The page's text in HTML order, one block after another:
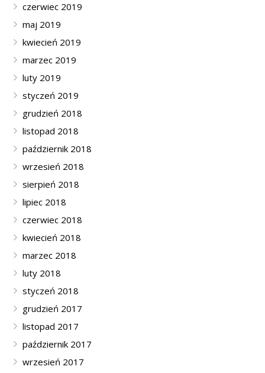
czerwiec 2019
maj 2019
kwiecień 2019
marzec 2019
luty 2019
styczeń 2019
grudzień 2018
listopad 2018
październik 2018
wrzesień 2018
sierpień 2018
lipiec 2018
czerwiec 2018
kwiecień 2018
marzec 2018
luty 2018
styczeń 2018
grudzień 2017
listopad 2017
październik 2017
wrzesień 2017